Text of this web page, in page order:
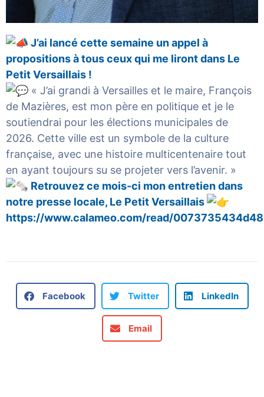
J’ai lancé cette semaine un appel à
propositions à tous ceux qui me liront dans Le
Petit Versaillais !
« J’ai grandi à Versailles et le maire, François
de Mazières, est mon père en politique et je le
soutiendrai pour les élections municipales de
2026. Cette ville est un symbole de la culture
française, avec une histoire multicentenaire tout
en ayant toujours su se projeter vers l’avenir. »
Retrouvez ce mois-ci mon entretien dans
notre presse locale, Le Petit Versaillais
https://www.calameo.com/read/
Facebook Twitter LinkedIn
Email